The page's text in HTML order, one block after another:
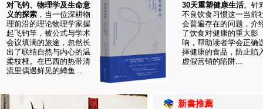
对飞钓、物理学及生命意
义的探索 ，当一位深耕物
理前沿的理论物理学家握
起飞钓竿，被公式与学术
会议填满的旅途，忽然长
出了联结自然与内心的温
柔枝桠。在巴西的热带清
流里偶遇鲜见的鳟鱼...
30天重塑健康生活。针
不良饮食习惯这一当前
会普遍存在的问题，介
了饮食对健康的重大影
响，帮助读者学会正确
择健康的食品，防止陷
虚假营销的陷阱...
新書推薦